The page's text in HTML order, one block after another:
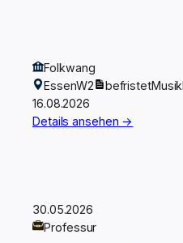
Folkwang
EssenW2 befristetMusik
16.08.2026
Details ansehen →
30.05.2026
Professur